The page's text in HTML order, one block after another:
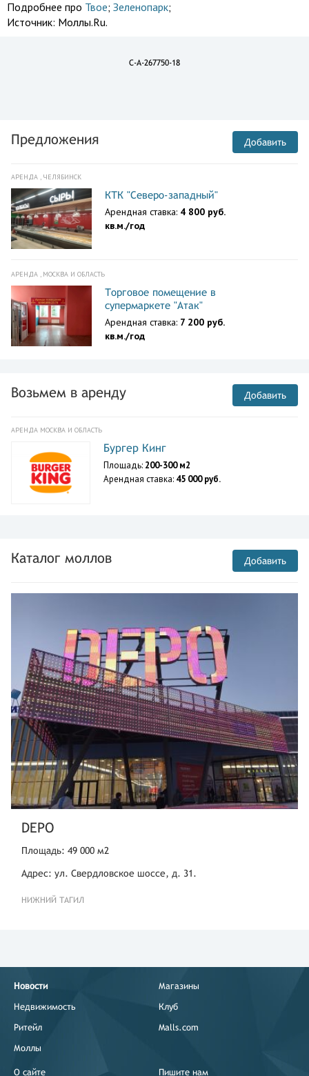
Подробнее про Твое; Зеленопарк;
Источник: Моллы.Ru.
C-A-267750-18
Предложения Добавить
АРЕНДА , ЧЕЛЯБИНСК
КТК "Северо-западный"
Арендная ставка: 4 800 руб.
кв.м./год
АРЕНДА , МОСКВА И ОБЛАСТЬ
Торговое помещение в
супермаркете "Атак"
Арендная ставка: 7 200 руб.
кв.м./год
Возьмем в аренду Добавить
АРЕНДА МОСКВА И ОБЛАСТЬ
Бургер Кинг
Площадь: 200-300 м2
Арендная ставка: 45 000 руб.
Каталог моллов Добавить
DEPO
Площадь: 49 000 м2
Адрес: ул. Свердловское шоссе, д. 31.
НИЖНИЙ ТАГИЛ
Новости
Недвижимость
Ритейл
Моллы
Магазины
Клуб
Malls.com
О сайте Пишите нам